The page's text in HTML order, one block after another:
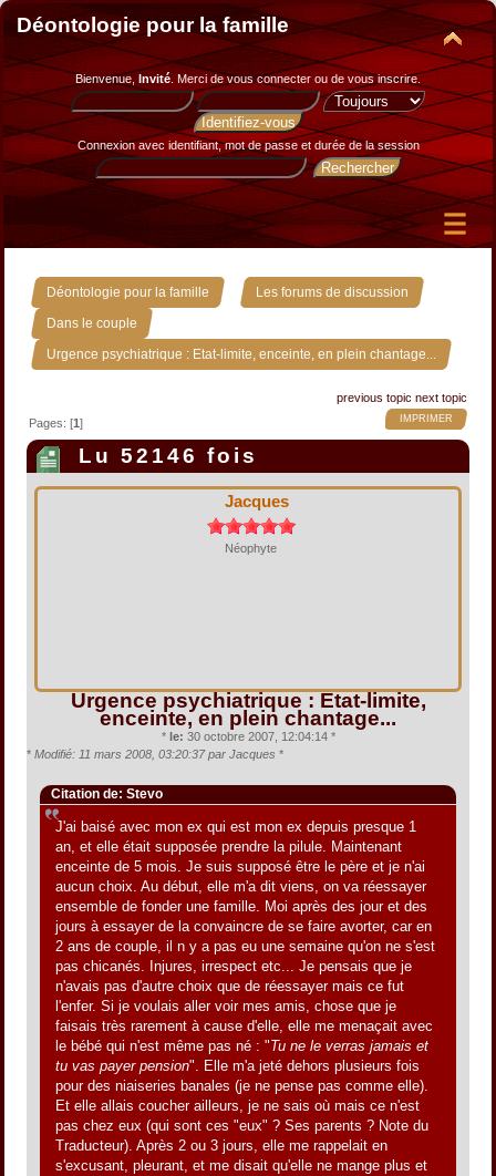
Déontologie pour la famille
Bienvenue, Invité. Merci devous connecter ou de vous inscrire.
Connexion avec identifiant, mot de passe et durée de la session
Déontologie pour la famille » Les forums de discussion »
Dans le couple »
Urgence psychiatrique : Etat-limite, enceinte, en plein chantage...
previous topic next topic
IMPRIMER
Pages: [1]
Lu 52146 fois
Jacques
Néophyte
Urgence psychiatrique : Etat-limite,
enceinte, en plein chantage...
* le: 30 octobre 2007, 12:04:14 *
* Modifié: 11 mars 2008, 03:20:37 par Jacques *
Citation de: Stevo
J'ai baisé avec mon ex qui est mon ex depuis presque 1
an, et elle était supposée prendre la pilule. Maintenant
enceinte de 5 mois. Je suis supposé être le père et je n'ai
aucun choix. Au début, elle m'a dit viens, on va réessayer
ensemble de fonder une famille. Moi après des jour et des
jours à essayer de la convaincre de se faire avorter, car en
2 ans de couple, il n y a pas eu une semaine qu'on ne s'est
pas chicanés. Injures, irrespect etc... Je pensais que je
n'avais pas d'autre choix que de réessayer mais ce fut
l'enfer. Si je voulais aller voir mes amis, chose que je
faisais très rarement à cause d'elle, elle me menaçait avec
le bébé qui n'est même pas né : "Tu ne le verras jamais et
tu vas payer pension". Elle m'a jeté dehors plusieurs fois
pour des niaiseries banales (je ne pense pas comme elle).
Et elle allais coucher ailleurs, je ne sais où mais ce n'est
pas chez eux (qui sont ces "eux" ? Ses parents ? Note du
Traducteur). Après 2 ou 3 jours, elle me rappelait en
s'excusant, pleurant, et me disait qu'elle ne mange plus et